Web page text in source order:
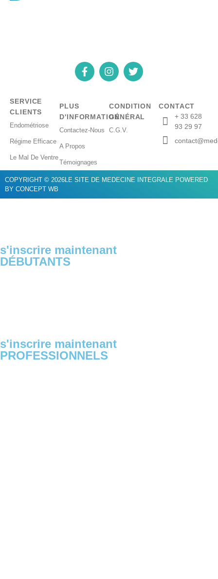
SERVICE
CLIENTS
Endométriose
Régime Efficace
Le Mal De Ventre
PLUS
D'INFORMATION
Contactez-Nous
A Propos
Témoignages
CONDITION
GÉNÉRAL
C.G.V.
CONTACT
+ 33 628
93 29 97
COPYRIGHT © 2026LE SITE DE MEDECINE INTEGRALE POWERED
BY CONCEPT WB
s'inscrire maintenant
DÉBUTANTS
s'inscrire maintenant
PROFESSIONNELS